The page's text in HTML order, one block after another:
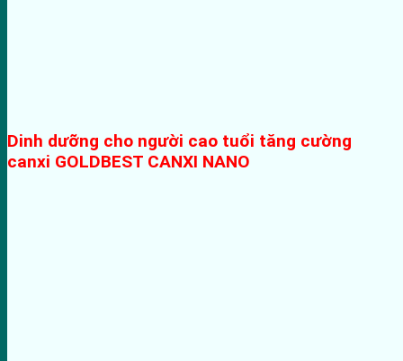
Dinh dưỡng cho người cao tuổi tăng cường
canxi GOLDBEST CANXI NANO